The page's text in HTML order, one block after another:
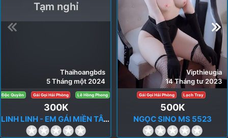
Tạm nghỉ
Thaihoangbds
5 Tháng một 2024
Độc Quyền Gái Gọi Hải Phòng Lê Hồng Phong
300K
LINH LINH - EM GÁI MIỀN TÂY - NHẸ NHÀNG, TÌNH CẢM
0
Vipthieugia
14 Tháng tư 2023
Gái Gọi Hải Phòng Lạch Tray
500K
NGỌC SINO MS 5523
0